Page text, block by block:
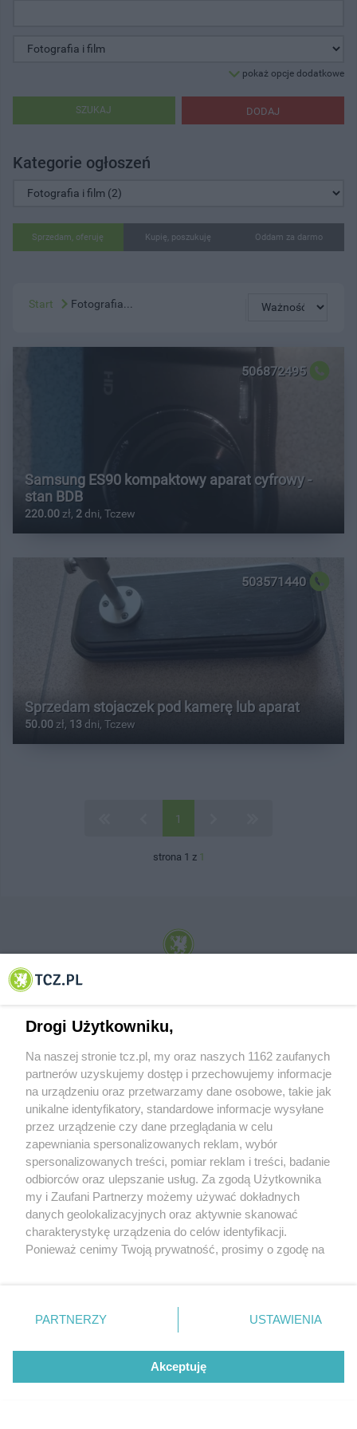
pokaż opcje dodatkowe
DODAJ
SZUKAJ
Kategorie ogłoszeń
Sprzedam, oferuję Kupię, poszukuję Oddam za darmo
Start Fotografia...
506872495
Samsung ES90 kompaktowy aparat cyfrowy -
stan BDB
220.00 zł, 2 dni, Tczew
503571440
Sprzedam stojaczek pod kamerę lub aparat
50.00 zł, 13 dni, Tczew
1
strona 1 z 1
© 2001-2026 Tczew - TCZ.PL Sp. z o.o. Internetowy Serwis Informacyjny Miasta
O FIRMIE POLITYKA PRYWATNOŚCI HOSTING
REKLAMA WSPÓŁPRACA RSS FACEBOOK KONTAKT
Nasze serwisy
Aktualności
Tcz24
Historia miasta
Muzyka i kultura
Archiwum wydarzeń
Zdjęcia miasta
Drogi Użytkowniku,
Na naszej stronie tcz.pl, my oraz naszych 1162 zaufanych
partnerów uzyskujemy dostęp i przechowujemy informacje
na urządzeniu oraz przetwarzamy dane osobowe, takie jak
unikalne identyfikatory, standardowe informacje wysyłane
przez urządzenie czy dane przeglądania w celu
zapewniania spersonalizowanych reklam, wybór
spersonalizowanych treści, pomiar reklam i treści, badanie
odbiorców oraz ulepszanie usług. Za zgodą Użytkownika
my i Zaufani Partnerzy możemy używać dokładnych
danych geolokalizacyjnych oraz aktywnie skanować
charakterystykę urządzenia do celów identyfikacji.
Ponieważ cenimy Twoją prywatność, prosimy o zgodę na
znajdujący się w lewym dolnym rogu strony
. Niektóre
przetwarzaniu. Preferencje będą miały zastosowania tylko
PARTNERZY USTAWIENIA
Akceptuję